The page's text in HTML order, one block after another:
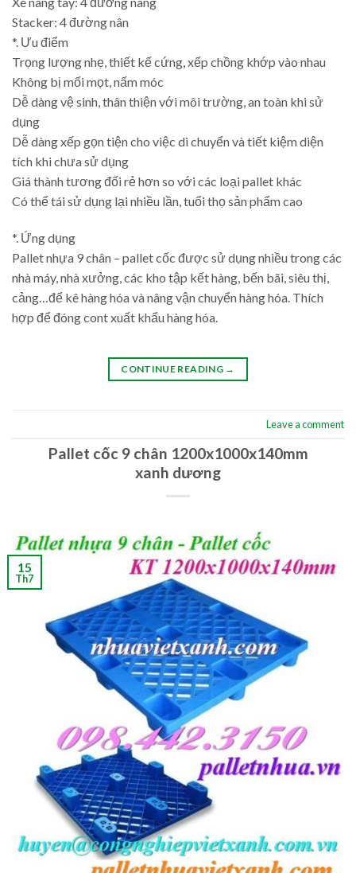
Stacker: 4 đường nân
*. Ưu điểm
Trọng lượng nhẹ, thiết kế cứng, xếp chồng khớp vào nhau
Không bị mối mọt, nấm móc
Dễ dàng vệ sinh, thân thiện với môi trường, an toàn khi sử
dụng
Dễ dàng xếp gọn tiện cho việc di chuyển và tiết kiệm diện
tích khi chưa sử dụng
Giá thành tương đối rẻ hơn so với các loại pallet khác
Có thể tái sử dụng lại nhiều lần, tuổi thọ sản phẩm cao
*. Ứng dụng
Pallet nhựa 9 chân – pallet cốc được sử dụng nhiều trong các
nhà máy, nhà xưởng, các kho tập kết hàng, bến bãi, siêu thị,
cảng…để kê hàng hóa và nâng vận chuyển hàng hóa. Thích
hợp để đóng cont xuất khẩu hàng hóa.
CONTINUE READING →
Leave a comment
Pallet cốc 9 chân 1200x1000x140mm
xanh dương
15
Th7